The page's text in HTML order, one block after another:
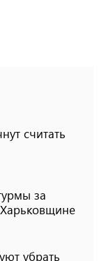
считать
за
убрать